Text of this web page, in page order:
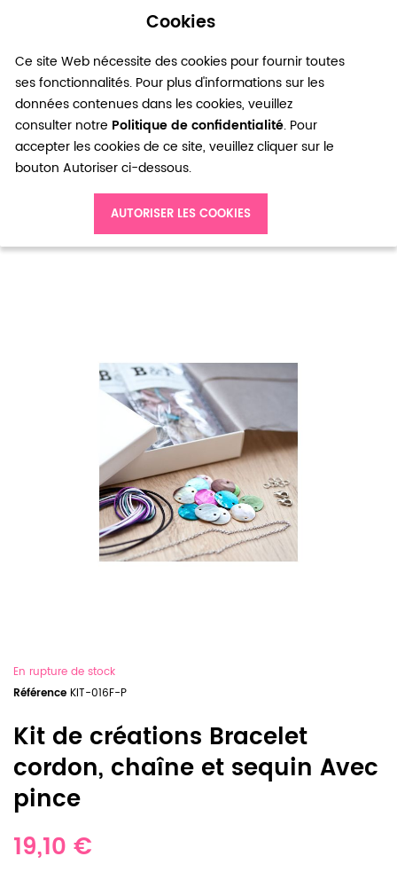
Cookies
Ce site Web nécessite des cookies pour fournir toutes
ses fonctionnalités. Pour plus d'informations sur les
données contenues dans les cookies, veuillez
consulter notre Politique de confidentialité. Pour
accepter les cookies de ce site, veuillez cliquer sur le
bouton Autoriser ci-dessous.
AUTORISER LES COOKIES
0
Kit de créations Bracelet cordon, chaîne et sequin Avec pince
En rupture de stock
Référence KIT-016F-P
Kit de créations Bracelet
cordon, chaîne et sequin Avec
pince
19,10 €